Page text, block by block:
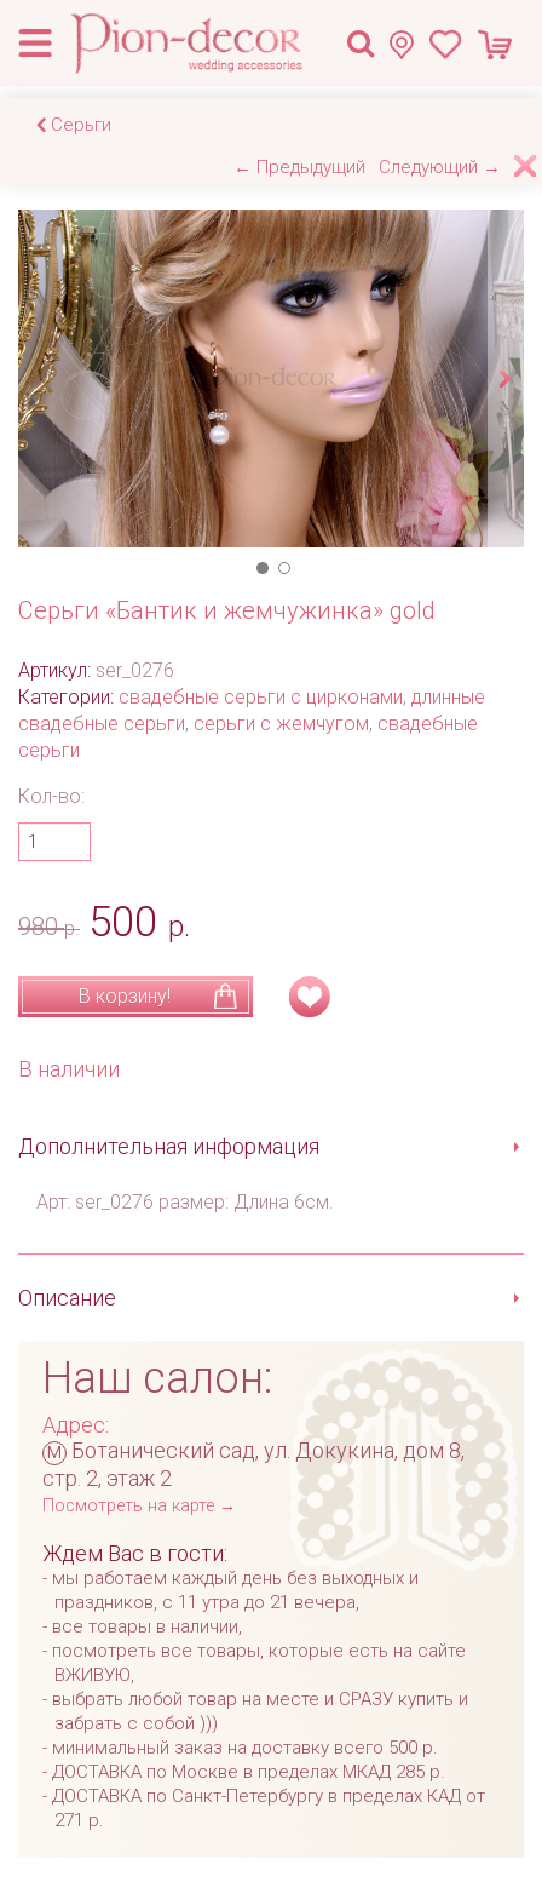
Серьги
← Предыдущий
Следующий →
Серьги «Бантик и жемчужинка» gold
Артикул: ser_0276
Категории: свадебные серьги с цирконами, длинные
свадебные серьги, серьги с жемчугом, свадебные
серьги
Кол-во:
980р. 500 р.
В корзину!
В наличии
Дополнительная информация
Арт: ser_0276 размер: Длина 6см.
Описание
Наш салон:
Адрес:
м Ботанический сад, ул. Докукина, дом 8,
стр. 2, этаж 2
Посмотреть на карте →
Ждем Вас в гости:
мы работаем каждый день без выходных и
праздников, с 11 утра до 21 вечера,
все товары в наличии,
посмотреть все товары, которые есть на сайте
ВЖИВУЮ,
выбрать любой товар на месте и СРАЗУ купить и
забрать с собой )))
минимальный заказ на доставку всего 500 р.
ДОСТАВКА по Москве в пределах МКАД 285 р.
ДОСТАВКА по Санкт-Петербургу в пределах КАД от
271 р.